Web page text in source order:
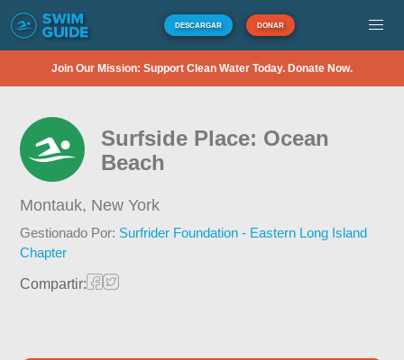
DESCARGAR DONAR
Join Our Mission: Support Clean Water Today. Donate Now.
Surfside Place: Ocean
Beach
Montauk, New York
Gestionado Por: Surfrider Foundation - Eastern Long Island
Chapter
Compartir: